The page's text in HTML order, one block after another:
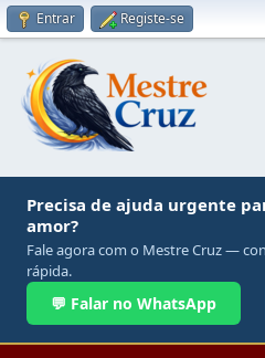
Entrar Registe-se
Precisa de ajuda urgente
amor?
Fale agora com o Mestre Cruz —
rápida.
💬 Falar no WhatsApp